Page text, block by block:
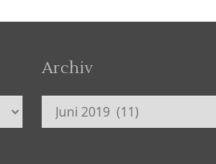
Archiv
Archiv